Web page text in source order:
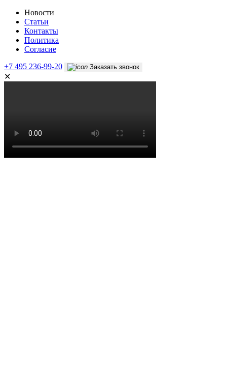
Новости
Статьи
Контакты
Политика
Согласие
+7 495 236-99-20
Заказать звонок
✕